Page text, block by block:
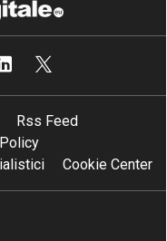
Rss Feed
Cookie Center